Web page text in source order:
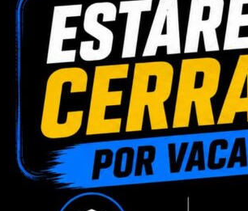
PESO
ELIGE TU
PRESENTACIÓN